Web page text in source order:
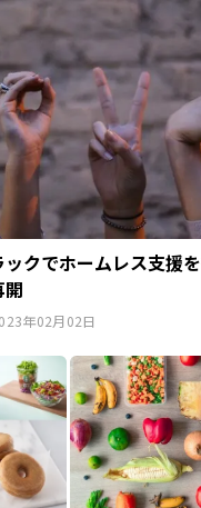
クでホームレス支援
開
年02月02日